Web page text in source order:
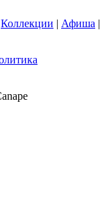
Коллекции | Афиша |